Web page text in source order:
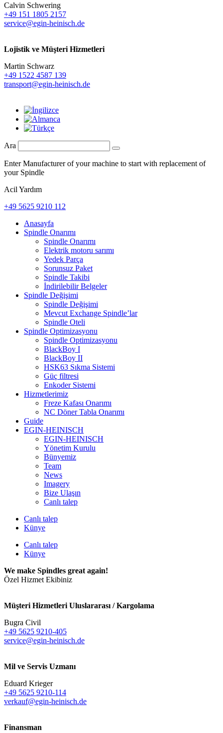
Calvin Schwering
+49 151 1805 2157
service@egin-heinisch.de
Lojistik ve Müşteri Hizmetleri
Martin Schwarz
+49 1522 4587 139
transport@egin-heinisch.de
Ara
Enter Manufacturer of your machine to start with replacement of
your Spindle
Acil Yardım
+49 5625 9210 112
Anasayfa
Spindle Onarımı
Spindle Onarımı
Elektrik motoru sarımı
Yedek Parça
Sorunsuz Paket
Spindle Takibi
İndirilebilir Belgeler
Spindle Değişimi
Spindle Değişimi
Mevcut Exchange Spindle’lar
Spindle Oteli
Spindle Optimizasyonu
Spindle Optimizasyonu
BlackBoy I
BlackBoy II
HSK63 Sıkma Sistemi
Güç filtresi
Enkoder Sistemi
Hizmetlerimiz
Freze Kafası Onarımı
NC Döner Tabla Onarımı
Guide
EGIN-HEINISCH
EGIN-HEINISCH
Yönetim Kurulu
Bünyemiz
Team
News
Imagery
Bize Ulaşın
Canlı talep
Canlı talep
Künye
Canlı talep
Künye
We make Spindles great again!
Özel Hizmet Ekibiniz
Müşteri Hizmetleri Uluslararası / Kargolama
Bugra Civil
+49 5625 9210-405
service@egin-heinisch.de
Mil ve Servis Uzmanı
Eduard Krieger
+49 5625 9210-114
verkauf@egin-heinisch.de
Finansman